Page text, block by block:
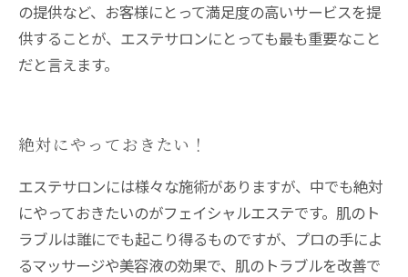
の提供など、お客様にとって満足度の高いサービスを提
供することが、エステサロンにとっても最も重要なこと
だと言えます。
絶対にやっておきたい！
エステサロンには様々な施術がありますが、中でも絶対
にやっておきたいのがフェイシャルエステです。肌のト
ラブルは誰にでも起こり得るものですが、プロの手によ
るマッサージや美容液の効果で、肌のトラブルを改善で